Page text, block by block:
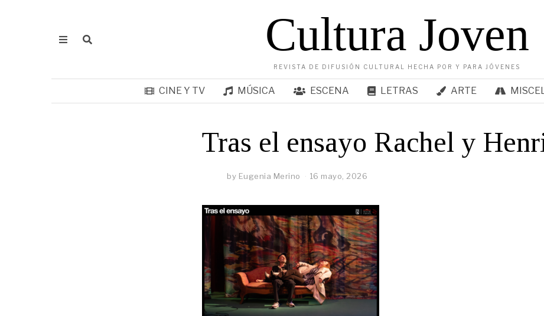
Cultura Joven
REVISTA DE DIFUSIÓN CULTURAL HECHA POR Y PARA JÓVENES
CINE Y TV MÚSICA ESCENA LETRAS ARTE
Tras el ensayo Rachel y
by Eugenia Merino 16 mayo, 2026